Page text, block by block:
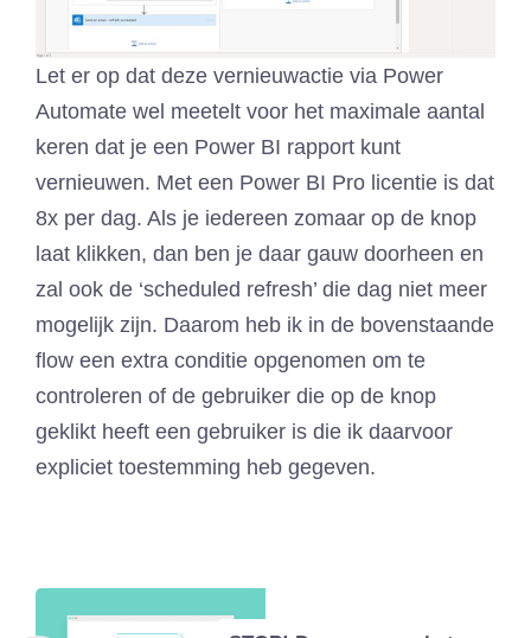
Let er op dat deze vernieuwactie via Power
Automate wel meetelt voor het maximale aantal
keren dat je een Power BI rapport kunt
vernieuwen. Met een Power BI Pro licentie is dat
8x per dag. Als je iedereen zomaar op de knop
laat klikken, dan ben je daar gauw doorheen en
zal ook de ‘scheduled refresh’ die dag niet meer
mogelijk zijn. Daarom heb ik in de bovenstaande
flow een extra conditie opgenomen om te
controleren of de gebruiker die op de knop
geklikt heeft een gebruiker is die ik daarvoor
expliciet toestemming heb gegeven.